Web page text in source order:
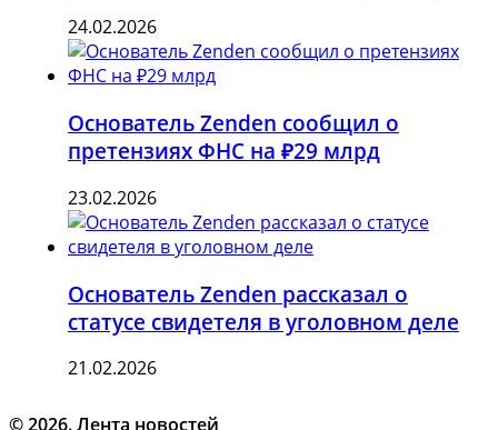
24.02.2026
Основатель Zenden сообщил о
претензиях ФНС на ₽29 млрд
23.02.2026
Основатель Zenden рассказал о
статусе свидетеля в уголовном деле
21.02.2026
© 2026. Лента новостей